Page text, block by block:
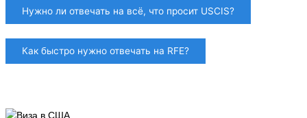
Нужно ли отвечать на всё, что просит USCIS?
Как быстро нужно отвечать на RFE?